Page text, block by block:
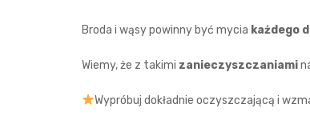
Broda i wąsy powinny być mycia każdego
Wiemy, że z takimi zanieczyszczaniami
Wypróbuj dokładnie oczyszczającą i